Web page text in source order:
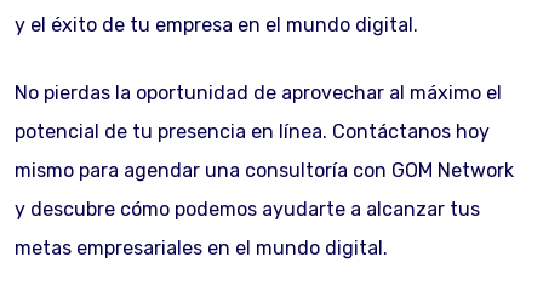
y el éxito de tu empresa en el mundo digital.
No pierdas la oportunidad de aprovechar al máximo el
potencial de tu presencia en línea. Contáctanos hoy
mismo para agendar una consultoría con GOM Network
y descubre cómo podemos ayudarte a alcanzar tus
metas empresariales en el mundo digital.